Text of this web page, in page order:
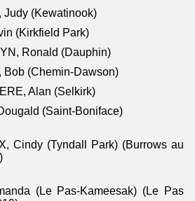
Judy (Kewatinook)
(Kirkfield Park)
Ronald (Dauphin)
Bob (Chemin-Dawson)
Alan (Selkirk)
(Saint-Boniface)
Cindy (Tyndall Park) (Burrows au
(Le Pas-Kameesak) (Le Pas